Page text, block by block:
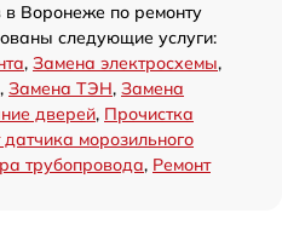
Воронеже по ремонту
следующие услуги:
, Замена электросхемы,
, Замена ТЭН, Замена
дверей, Прочистка
датчика морозильного
трубопровода, Ремонт